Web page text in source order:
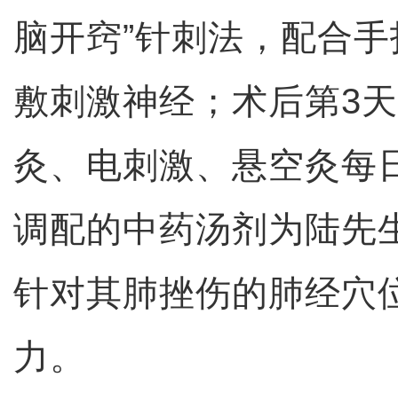
脑开窍”针刺法，配合
敷刺激神经；术后第3
灸、电刺激、悬空灸每
调配的中药汤剂为陆先
针对其肺挫伤的肺经穴
力。